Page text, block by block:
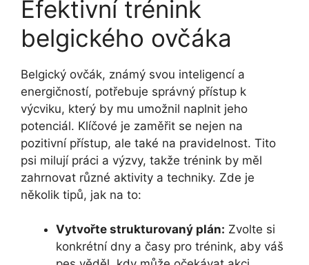
Efektivní trénink
belgického⁣ ovčáka
Belgický ovčák, známý svou‌ inteligencí‌ a
energičností, potřebuje správný⁣ přístup k
‍výcviku, který‌ by mu umožnil naplnit jeho
potenciál.‍ Klíčové je ⁢zaměřit⁢ se nejen na⁣
pozitivní přístup, ale také na pravidelnost. Tito‍
psi ⁣milují práci a ⁢výzvy, takže trénink by‌ měl
zahrnovat různé aktivity ​a⁣ techniky. Zde je ​
několik tipů,⁤ jak na⁢ to:
Vytvořte strukturovaný plán: Zvolte si
konkrétní dny a časy pro trénink, aby ⁢váš